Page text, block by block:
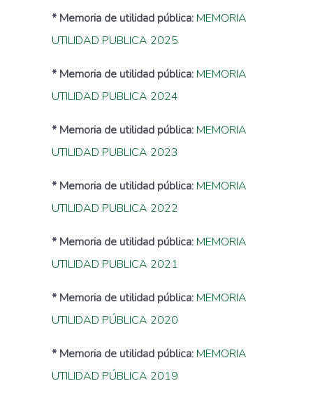
* Memoria de utilidad pública: MEMORIA
UTILIDAD PUBLICA 2025
* Memoria de utilidad pública: MEMORIA
UTILIDAD PUBLICA 2024
* Memoria de utilidad pública: MEMORIA
UTILIDAD PUBLICA 2023
* Memoria de utilidad pública: MEMORIA
UTILIDAD PUBLICA 2022
* Memoria de utilidad pública: MEMORIA
UTILIDAD PUBLICA 2021
* Memoria de utilidad pública: MEMORIA
UTILIDAD PÚBLICA 2020
* Memoria de utilidad pública: MEMORIA
UTILIDAD PÚBLICA 2019